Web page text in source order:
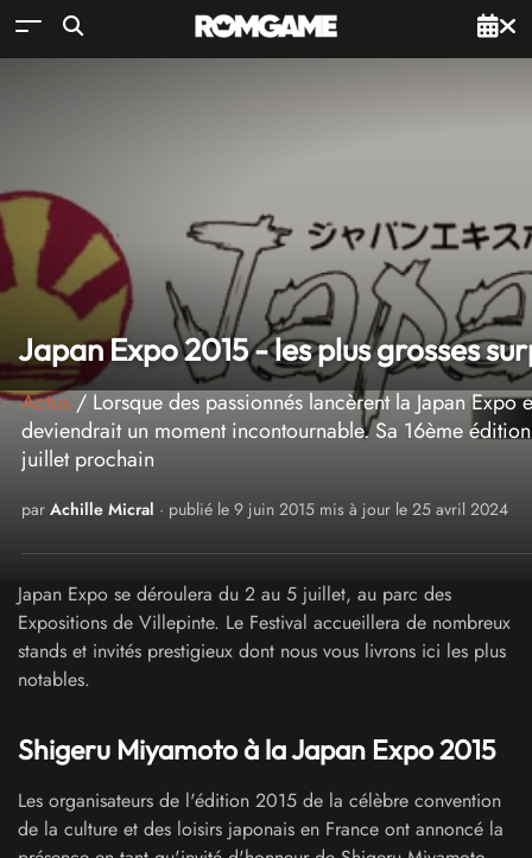
Japan Expo 2015 - les plus grosses
Actus / Lorsque des passionnés lancèrent la Japan
deviendrait un moment incontournable. Sa 16ème
juillet prochain
par Achille Micral · publié le 9 juin 2015 mis à jour le 25 avril 2024
Japan Expo se déroulera du 2 au 5 juillet, au parc des
Expositions de Villepinte. Le Festival accueillera de nombreux
stands et invités prestigieux dont nous vous livrons ici les plus
notables.
Shigeru Miyamoto à la Japan Expo 2015
Les organisateurs de l'édition 2015 de la célèbre convention
de la culture et des loisirs japonais en France ont annoncé la